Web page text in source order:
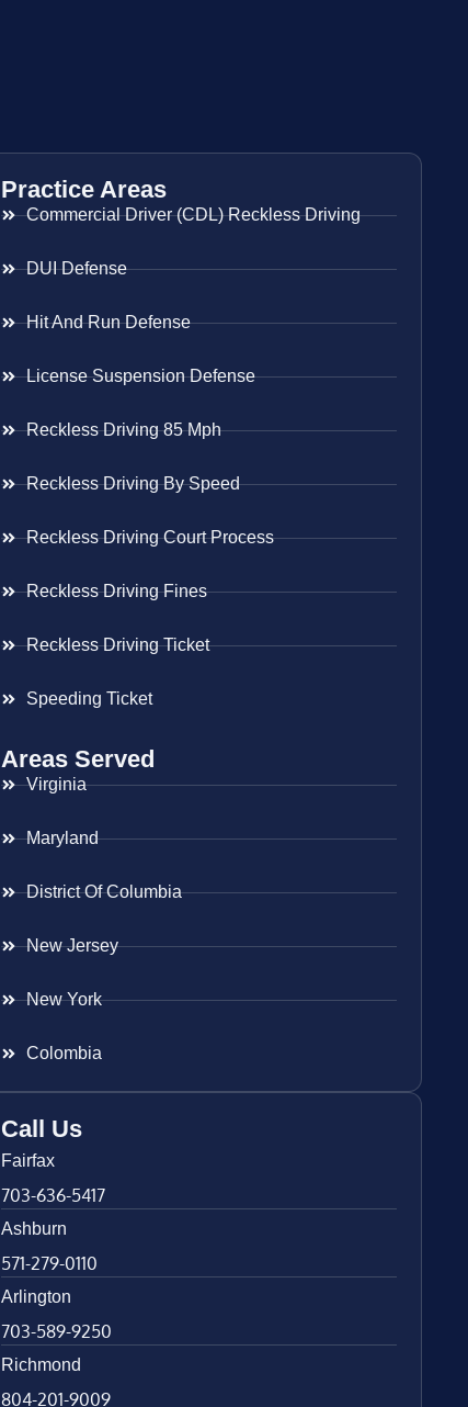
Practice Areas
Commercial Driver (CDL) Reckless Driving
DUI Defense
Hit And Run Defense
License Suspension Defense
Reckless Driving 85 Mph
Reckless Driving By Speed
Reckless Driving Court Process
Reckless Driving Fines
Reckless Driving Ticket
Speeding Ticket
Areas Served
Virginia
Maryland
District Of Columbia
New Jersey
New York
Colombia
Call Us
Fairfax
703-636-5417
Ashburn
571-279-0110
Arlington
703-589-9250
Richmond
804-201-9009